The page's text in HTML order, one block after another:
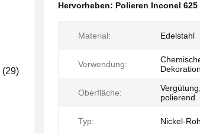
(29)
Hervorheben: Polieren Inconel 625
Material: Edelstahl
Verwendung:
Oberfläche:
polierend
Typ: Nickel-